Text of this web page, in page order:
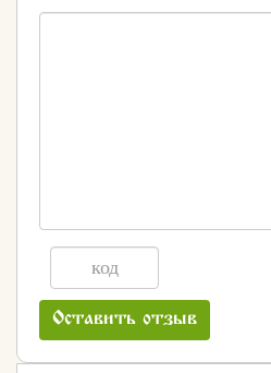
Оставить отзыв